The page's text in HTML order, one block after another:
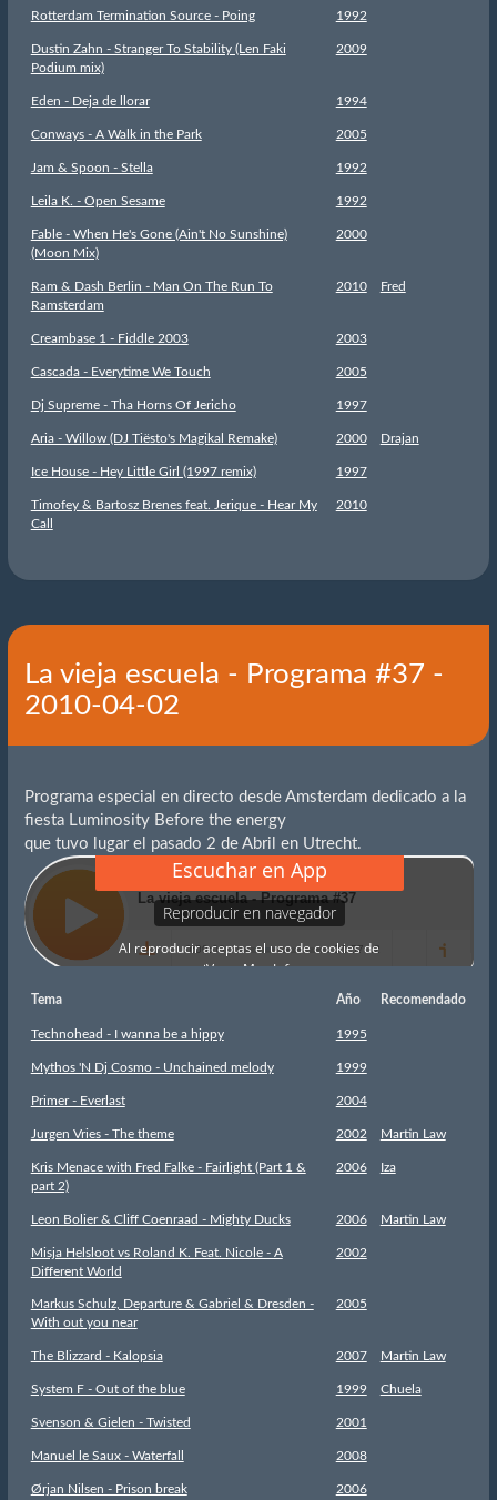
Rotterdam Termination Source - Poing 1992
Dustin Zahn - Stranger To Stability (Len Faki
Podium mix)
2009
Eden - Deja de llorar 1994
Conways - A Walk in the Park 2005
Jam & Spoon - Stella 1992
Leila K. - Open Sesame 1992
Fable - When He's Gone (Ain't No Sunshine)
(Moon Mix)
2000
Ram & Dash Berlin - Man On The Run To
Ramsterdam
2010 Fred
Creambase 1 - Fiddle 2003 2003
Cascada - Everytime We Touch 2005
Dj Supreme - Tha Horns Of Jericho 1997
Aria - Willow (DJ Tiësto's Magikal Remake) 2000 Drajan
Ice House - Hey Little Girl (1997 remix) 1997
Timofey & Bartosz Brenes feat. Jerique - Hear My
Call
2010
La vieja escuela - Programa #37 -
2010-04-02
Programa especial en directo desde Amsterdam dedicado a la
fiesta Luminosity Before the energy
que tuvo lugar el pasado 2 de Abril en Utrecht.
Tema Año Recomendado
Technohead - I wanna be a hippy 1995
Mythos 'N Dj Cosmo - Unchained melody 1999
Primer - Everlast 2004
Jurgen Vries - The theme 2002 Martin Law
Kris Menace with Fred Falke - Fairlight (Part 1 &
part 2)
2006 Iza
Leon Bolier & Cliff Coenraad - Mighty Ducks 2006 Martin Law
Misja Helsloot vs Roland K. Feat. Nicole - A
Different World
2002
Markus Schulz, Departure & Gabriel & Dresden -
With out you near
2005
The Blizzard - Kalopsia 2007 Martin Law
System F - Out of the blue 1999 Chuela
Svenson & Gielen - Twisted 2001
Manuel le Saux - Waterfall 2008
Ørjan Nilsen - Prison break 2006